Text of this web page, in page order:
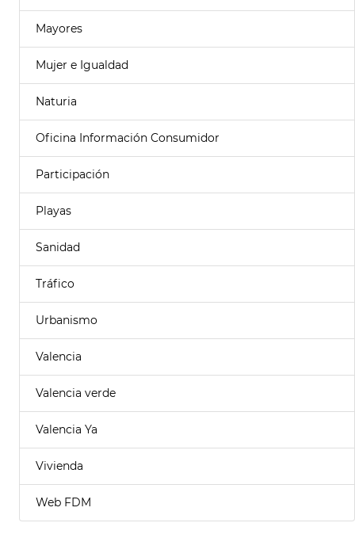
Mayores
Mujer e Igualdad
Naturia
Oficina Información Consumidor
Participación
Playas
Sanidad
Tráfico
Urbanismo
Valencia
Valencia verde
Valencia Ya
Vivienda
Web FDM